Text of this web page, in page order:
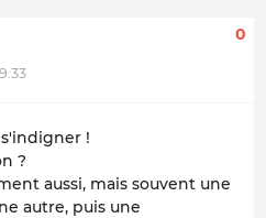
0
!
?
aussi, mais souvent une
autre, puis une